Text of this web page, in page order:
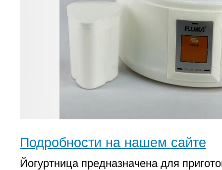
Подробности на нашем сайте
Йогуртница предназначена для